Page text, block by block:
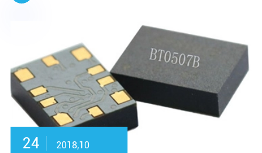
24 2018,10